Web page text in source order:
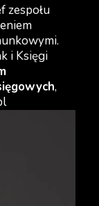
zespołu
i Księgi
,